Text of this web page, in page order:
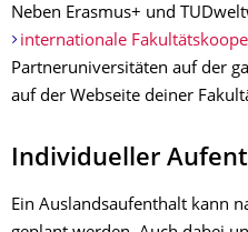
Neben Erasmus+ und
internationale
Partneruniversitäten auf der
auf der Webseite deiner
Individueller
Ein Auslandsaufenthalt kann